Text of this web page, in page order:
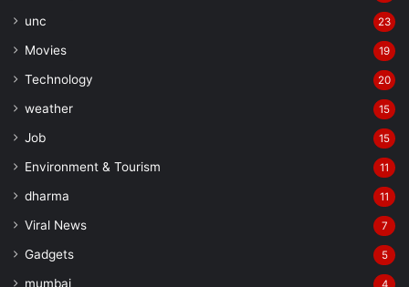
unc 23
Movies 19
Technology 20
weather 15
Job 15
Environment & Tourism 11
dharma 11
Viral News 7
Gadgets 5
mumbai 4